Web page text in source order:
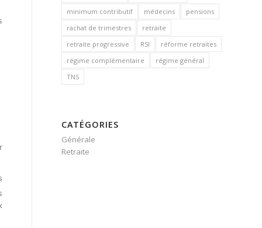
minimum contributif
médecins
pensions
rachat de trimestres
retraite
retraite progressive
RSI
réforme retraites
régime complémentaire
régime général
TNS
CATÉGORIES
Générale
Retraite